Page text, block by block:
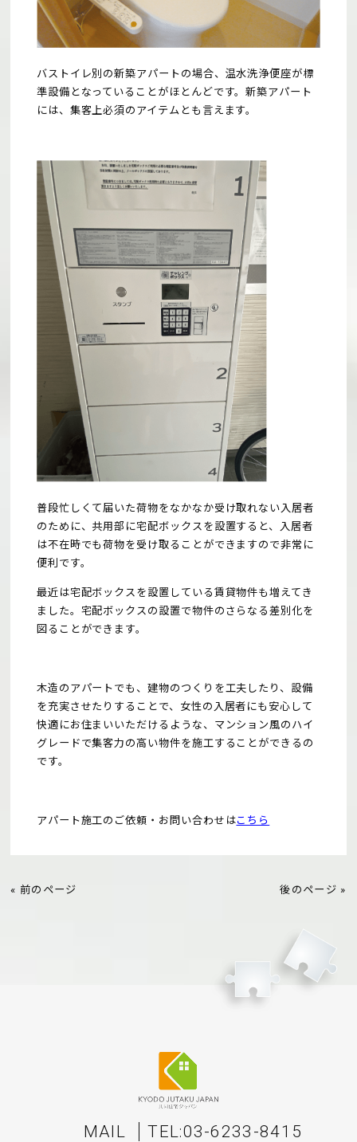
バストイレ別の新築アパートの場合、温水洗浄便座が標
準設備となっていることがほとんどです。新築アパート
には、集客上必須のアイテムとも言えます。
普段忙しくて届いた荷物をなかなか受け取れない入居者
のために、共用部に宅配ボックスを設置すると、入居者
は不在時でも荷物を受け取ることができますので非常に
便利です。
最近は宅配ボックスを設置している賃貸物件も増えてき
ました。宅配ボックスの設置で物件のさらなる差別化を
図ることができます。
木造のアパートでも、建物のつくりを工夫したり、設備
を充実させたりすることで、女性の入居者にも安心して
快適にお住まいいただけるような、マンション風のハイ
グレードで集客力の高い物件を施工することができるの
です。
アパート施工のご依頼・お問い合わせはこちら
« 前のページ 後のページ »
MAIL TEL:03-6233-8415